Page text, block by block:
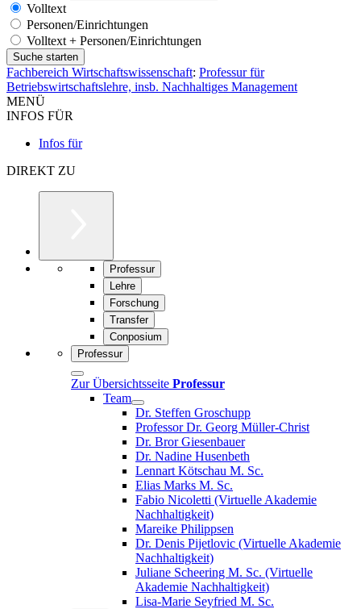
Volltext
Personen/Einrichtungen
Volltext + Personen/Einrichtungen
Fachbereich Wirtschaftswissenschaft: Professur für
Betriebswirtschaftslehre, insb. Nachhaltiges Management
MENÜ
INFOS FÜR
Infos für
DIREKT ZU
Professur
Lehre
Forschung
Transfer
Conposium
Professur
Zur Übersichtsseite Professur
Team
Dr. Steffen Groschupp
Professor Dr. Georg Müller-Christ
Dr. Bror Giesenbauer
Dr. Nadine Husenbeth
Lennart Kötschau M. Sc.
Elias Marks M. Sc.
Fabio Nicoletti (Virtuelle Akademie
Nachhaltigkeit)
Mareike Philippsen
Dr. Denis Pijetlovic (Virtuelle Akademie
Nachhaltigkeit)
Juliane Scheering M. Sc. (Virtuelle
Akademie Nachhaltigkeit)
Lisa-Marie Seyfried M. Sc.